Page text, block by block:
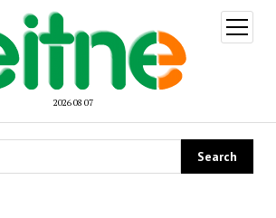
2026 08 07
open
menu